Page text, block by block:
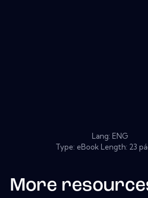
Lang: ENG
Type: eBook Length: 23
More